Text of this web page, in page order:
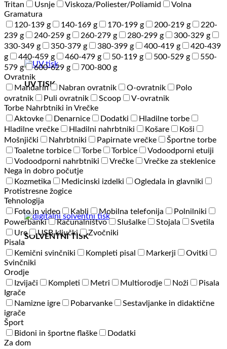
UV TISK
SOLVENTNI TISK
Tritan
Usnje Viskoza/Poliester/Poliamid
Volna
Gramatura
120-139 g
140-169 g 170-199 g 200-219 g
220-
239 g
240-259 g 260-279 g 280-299 g
300-329 g
330-349 g
350-379 g 380-399 g 400-419 g
420-439
g
440-459 g 460-479 g 50-119 g 500-529 g
550-
579 g
600-629 g
700-800 g
Ovratnik
Mandarin
Nabran ovratnik O-ovratnik
Polo
ovratnik
Puli ovratnik Scoop
V-ovratnik
Torbe Nahrbtniki in Vrečke
Aktovke
Denarnice Dodatki
Hladilne torbe
Hladilne vrečke
Hladilni nahrbtniki Košare
Koši
Mošnjički
Nahrbtniki Papirnate vrečke
Športne torbe
Toaletne torbice
Torbe Torbice
Vodoodporni etuiji
Vodoodporni nahrbtniki
Vrečke
Vrečke za steklenice
Nega in dobro počutje
Kozmetika
Medicinski izdelki
Ogledala in glavniki
Protistresne žogice
Tehnologija
Foto in video
Kabli Mobilna telefonija
Polnilniki
Powerbanki
Računalništvo Slušalke Stojala
Svetila
Ure
USB ključki
Zvočniki
Pisala
Kemični svinčniki
Kompleti pisal Markerji
Ovitki
Svinčniki
Orodje
Izvijači
Kompleti Metri Multiorodje Noži
Pisala
Igrače
Namizne igre
Pobarvanke
Sestavljanke in didaktične
igrače
Šport
Bidoni in športne flaške
Dodatki
Za dom